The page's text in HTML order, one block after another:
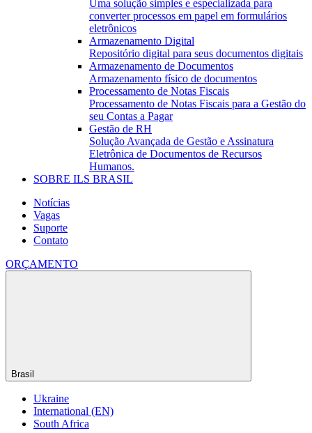
Uma solução simples e especializada para
converter processos em papel em formulários
eletrônicos
Armazenamento Digital
Repositório digital para seus documentos digitais
Armazenamento de Documentos
Armazenamento físico de documentos
Processamento de Notas Fiscais
Processamento de Notas Fiscais para a Gestão do
seu Contas a Pagar
Gestão de RH
Solução Avançada de Gestão e Assinatura
Eletrônica de Documentos de Recursos
Humanos.
SOBRE ILS BRASIL
Notícias
Vagas
Suporte
Contato
ORÇAMENTO
Brasil
Ukraine
International (EN)
South Africa